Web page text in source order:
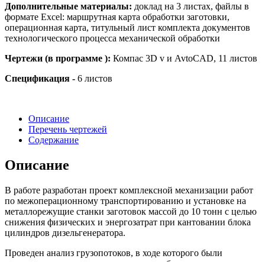
Дополнительные материалы: доклад на 3 листах, файлы в
формате Excel: маршрутная карта обработки заготовки,
операционная карта, титульный лист комплекта документов
технологического процесса механической обработки
Чертежи (в программе ): Компас 3D v и AvtoCAD, 11 листов
Спецификация - 6 листов
Описание
Перечень чертежей
Содержание
Описание
В работе разработан проект комплексной механизации работ
по межоперационному транспортированию и установке на
металлорежущие станки заготовок массой до 10 тонн с целью
снижения физических и энергозатрат при кантовании блока
цилиндров дизельгенератора.
Проведен анализ грузопотоков, в ходе которого были